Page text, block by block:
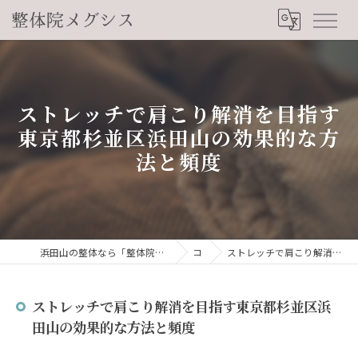
ストレッチで肩こり解消を目指す
東京都杉並区浜田山の効果的な方
法と頻度
浜田山の整体なら「整体院メグシス」肩こり・腰痛・自律神経の悩みを睡眠から改善 コラム ストレッチで肩こり解消を目指す東京都杉並区浜田山の効果的な方法と頻度
ストレッチで肩こり解消を目指す東京都杉並区浜
田山の効果的な方法と頻度